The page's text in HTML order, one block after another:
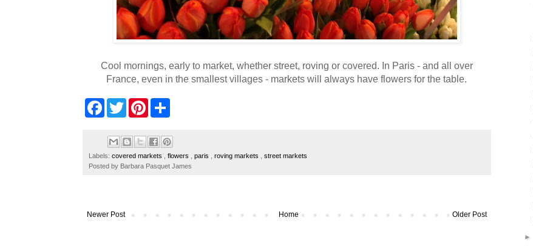
Cool mornings, early to market, whether street, roving or covered. In Paris - and all over
France, even in the smallest villages - markets will always have flowers for the table.
o
k
w
t
r
s
e
Labels: covered markets , flowers , paris , roving markets , street markets
Posted by Barbara Pasquet James
Newer Post Older Post
Home
►